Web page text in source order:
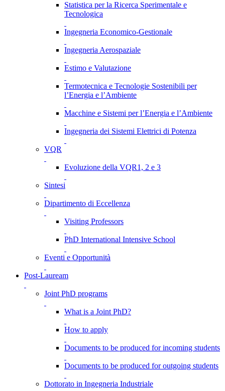
Statistica per la Ricerca Sperimentale e
Tecnologica
Ingegneria Economico-Gestionale
Ingegneria Aerospaziale
Estimo e Valutazione
Termotecnica e Tecnologie Sostenibili per
l’Energia e l’Ambiente
Macchine e Sistemi per l’Energia e l’Ambiente
Ingegneria dei Sistemi Elettrici di Potenza
VQR
Evoluzione della VQR1, 2 e 3
Sintesi
Dipartimento di Eccellenza
Visiting Professors
PhD International Intensive School
Eventi e Opportunità
Post-Lauream
Joint PhD programs
What is a Joint PhD?
How to apply
Documents to be produced for incoming students
Documents to be produced for outgoing students
Dottorato in Ingegneria Industriale